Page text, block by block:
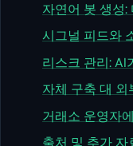
자연어 봇 생성:
시그널 피드와
리스크 관리: AI
자체 구축 대 외
거래소 운영자
출처 및 추가 자